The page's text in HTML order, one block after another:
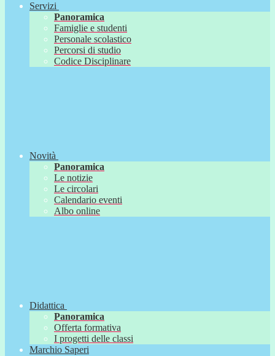
Servizi
Panoramica
Famiglie e studenti
Personale scolastico
Percorsi di studio
Codice Disciplinare
Novità
Panoramica
Le notizie
Le circolari
Calendario eventi
Albo online
Didattica
Panoramica
Offerta formativa
I progetti delle classi
Marchio Saperi